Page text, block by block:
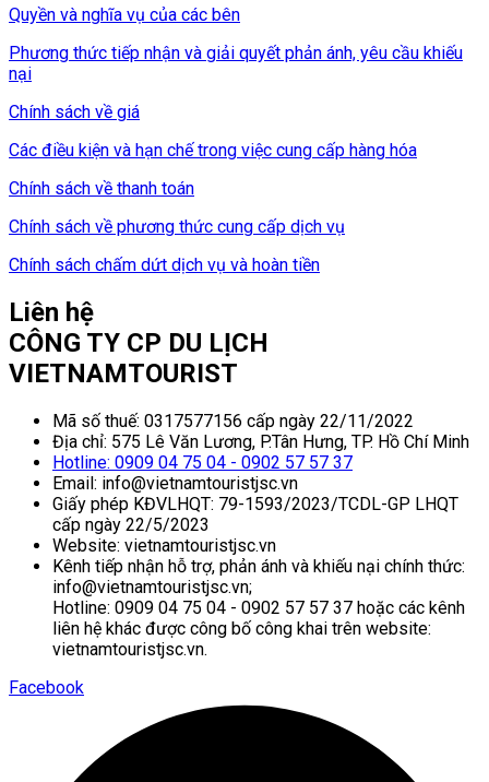
Quyền và nghĩa vụ của các bên
Phương thức tiếp nhận và giải quyết phản ánh, yêu cầu khiếu
nại
Chính sách về giá
Các điều kiện và hạn chế trong việc cung cấp hàng hóa
Chính sách về thanh toán
Chính sách về phương thức cung cấp dịch vụ
Chính sách chấm dứt dịch vụ và hoàn tiền
Liên hệ
CÔNG TY CP DU LỊCH
VIETNAMTOURIST
Mã số thuế: 0317577156 cấp ngày 22/11/2022
Địa chỉ: 575 Lê Văn Lương, P.Tân Hưng, TP. Hồ Chí Minh
Hotline: 0909 04 75 04 - 0902 57 57 37
Email: info@vietnamtouristjsc.vn
Giấy phép KĐVLHQT: 79-1593/2023/TCDL-GP LHQT
cấp ngày 22/5/2023
Website: vietnamtouristjsc.vn
Kênh tiếp nhận hỗ trợ, phản ánh và khiếu nại chính thức:
info@vietnamtouristjsc.vn;
Hotline: 0909 04 75 04 - 0902 57 57 37 hoặc các kênh
liên hệ khác được công bố công khai trên website:
vietnamtouristjsc.vn.
Facebook